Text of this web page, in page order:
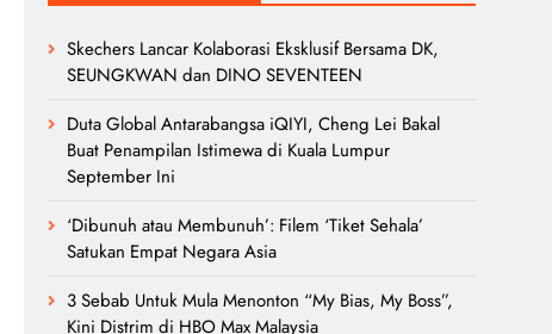
Skechers Lancar Kolaborasi Eksklusif Bersama DK,
SEUNGKWAN dan DINO SEVENTEEN
Duta Global Antarabangsa iQIYI, Cheng Lei Bakal
Buat Penampilan Istimewa di Kuala Lumpur
September Ini
‘Dibunuh atau Membunuh’: Filem ‘Tiket Sehala’
Satukan Empat Negara Asia
3 Sebab Untuk Mula Menonton “My Bias, My Boss”,
Kini Distrim di HBO Max Malaysia